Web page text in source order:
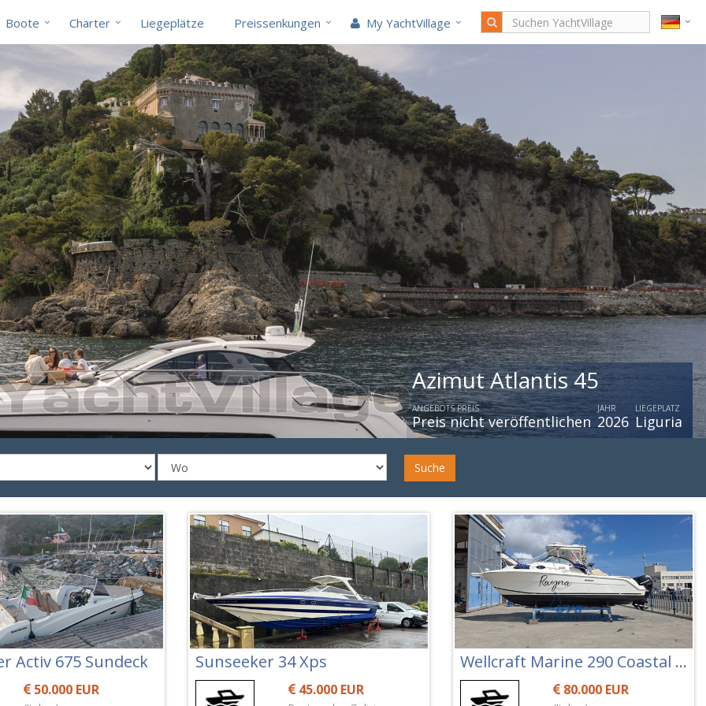
Boote Charter Liegeplätze Preissenkungen My YachtVillage
Azimut 66 Flybridge My
ANGEBOTS PREIS
Preis nicht veröffentlichen
JAHR
2020
LIEGEPLATZ
Italien
Suche
Activ 675 Sundeck
50.000 EUR
Sunseeker 34 Xps
45.000 EUR
Wellcraft Marine 290 Coastal Fb
80.000 EUR